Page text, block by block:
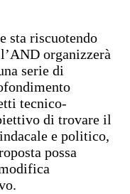
sta riscuotendo
organizzerà
serie di
tecnico-
di trovare il
e politico,
possa